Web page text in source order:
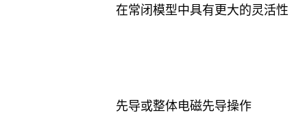
在常闭模型中具有更大的灵活性
先导或整体电磁先导操作